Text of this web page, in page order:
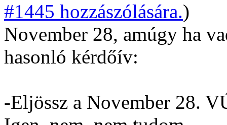
#1445 hozzászólására.)
November 28, amúgy ha
hasonló kérdőív:
-Eljössz a November 28.